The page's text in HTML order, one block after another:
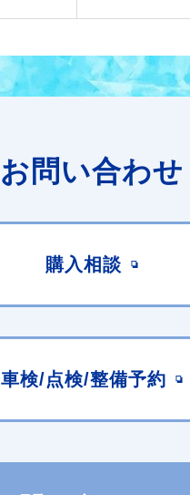
お問い合わせ
購入相談
車検/点検/整備予約